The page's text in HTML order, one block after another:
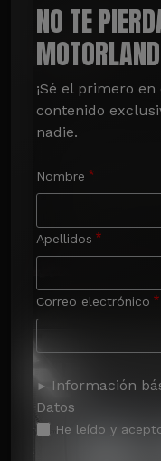
NO TE
MOTORLAND
¡Sé el primero
contenido
nadie.
Nombre
Apellidos
Correo electrónico
Información
Datos
He leído y